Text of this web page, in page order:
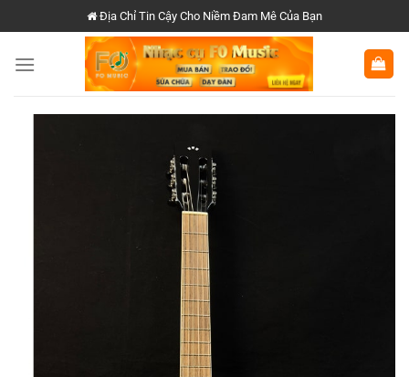
đến
nội
Địa Chỉ Tin Cậy Cho Niềm Đam Mê Của Bạn